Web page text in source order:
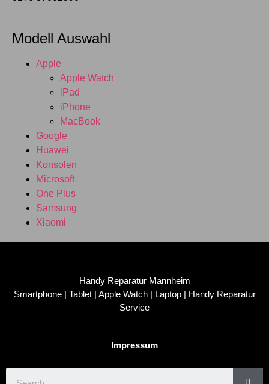
Modell Auswahl
Apple
Apple Watch
iPad
iPhone
MacBook
Google
Huawei
Konsolen
Microsoft
One Plus
Samsung
Xiaomi
Handy Reparatur Mannheim
Smartphone | Tablet | Apple Watch | Laptop | Handy Reparatur
Service
Impressum